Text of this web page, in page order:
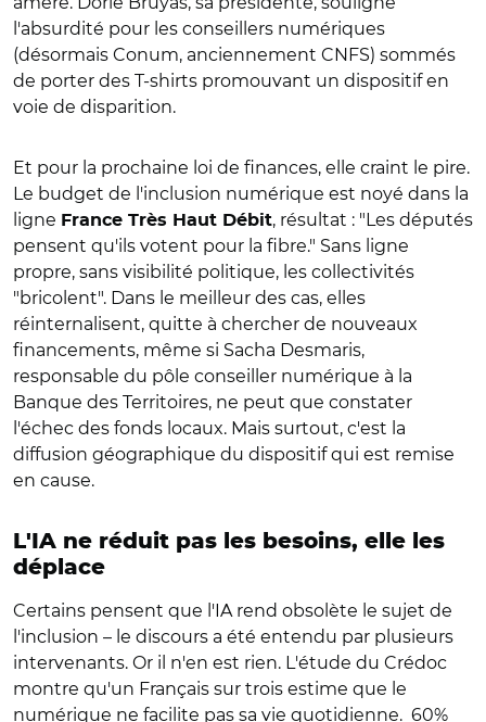
l'absurdité pour les conseillers numériques
(désormais Conum, anciennement CNFS) sommés
de porter des T-shirts promouvant un dispositif en
voie de disparition.
Et pour la prochaine loi de finances, elle craint le pire.
Le budget de l'inclusion numérique est noyé dans la
ligne France Très Haut Débit, résultat : "Les députés
pensent qu'ils votent pour la fibre." Sans ligne
propre, sans visibilité politique, les collectivités
"bricolent". Dans le meilleur des cas, elles
réinternalisent, quitte à chercher de nouveaux
financements, même si Sacha Desmaris,
responsable du pôle conseiller numérique à la
Banque des Territoires, ne peut que constater
l'échec des fonds locaux. Mais surtout, c'est la
diffusion géographique du dispositif qui est remise
en cause.
L'IA ne réduit pas les besoins, elle les
déplace
Certains pensent que l'IA rend obsolète le sujet de
l'inclusion – le discours a été entendu par plusieurs
intervenants. Or il n'en est rien. L'étude du Crédoc
montre qu'un Français sur trois estime que le
numérique ne facilite pas sa vie quotidienne. 60%